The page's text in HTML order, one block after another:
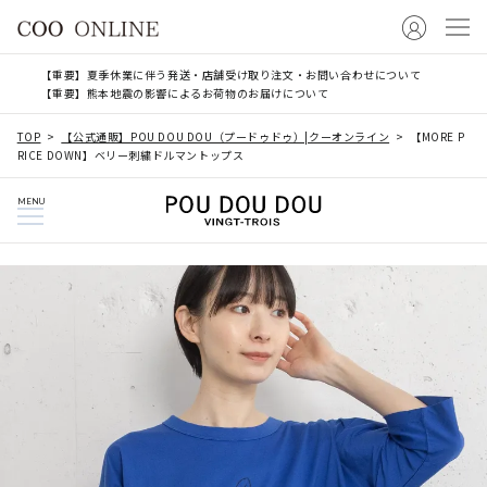
【重要】夏季休業に伴う発送・店舗受け取り注文・お問い合わせについて
【重要】熊本地震の影響によるお荷物のお届けについて
TOP 【公式通販】POU DOU DOU（プードゥドゥ）|クーオンライン
【MORE P
RICE DOWN】ベリー刺繍ドルマントップス
MENU